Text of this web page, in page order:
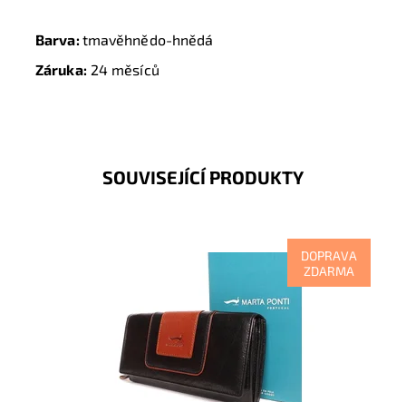
Barva:tmavěhnědo-hnědá
Záruka:24 měsíců
SOUVISEJÍCÍ PRODUKTY
DOPRAVA
ZDARMA
Kožená značková dámská peněženka v černo-hnědé
barvě, kde je vidět soulad vzhledu, luxusu, kvality i
Skladem
9517
Marta Ponti
2 roky